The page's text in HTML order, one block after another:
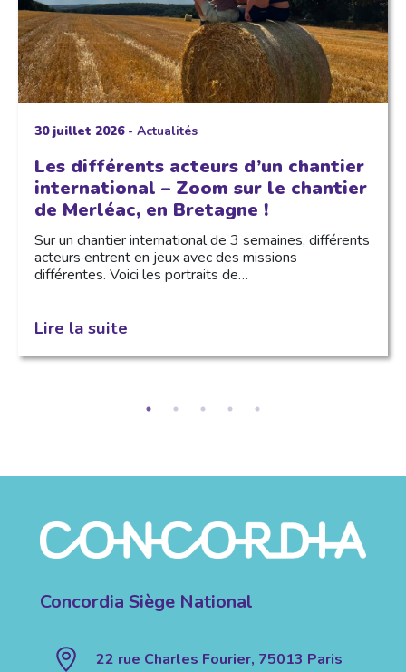
30 juillet 2026- Actualités
Les différents acteurs d’un chantier
international – Zoom sur le chantier
de Merléac, en Bretagne !
Sur un chantier international de 3 semaines, différents
acteurs entrent en jeux avec des missions
différentes. Voici les portraits de…
Lire la suite
Concordia Siège National
22 rue Charles Fourier, 75013 Paris